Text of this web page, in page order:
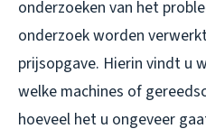
onderzoeken van het
onderzoek worden
prijsopgave. Hierin vindt u
welke machines of
hoeveel het u ongeveer